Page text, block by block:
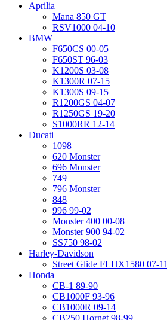
Aprilia
Mana 850 GT
RSV1000 04-10
BMW
F650CS 00-05
F650ST 96-03
K1200S 03-08
K1300R 07-15
K1300S 09-15
R1200GS 04-07
R1250GS 19-20
S1000RR 12-14
Ducati
1098
620 Monster
696 Monster
749
796 Monster
848
996 99-02
Monster 400 00-08
Monster 900 94-02
SS750 98-02
Harley-Davidson
Street Glide FLHX1580 07-11
Honda
CB-1 89-90
CB1000F 93-96
CB1000R 09-14